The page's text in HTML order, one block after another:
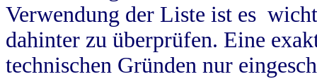
Verwendung der Liste ist es
dahinter zu überprüfen. Eine
technischen Gründen nur